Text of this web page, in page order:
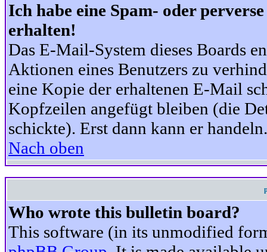
Ich habe eine Spam- oder
erhalten!
Das E-Mail-System dieses Boards
Aktionen eines Benutzers zu
eine Kopie der erhaltenen E-Mail
Kopfzeilen angefügt bleiben (die
schickte). Erst dann kann er handeln.
Nach oben
Who wrote this bulletin board?
This software (in its unmodified